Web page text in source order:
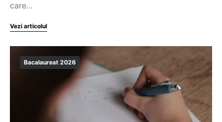
care…
Vezi articolul
Bacalaureat 2026